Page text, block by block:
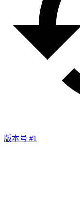
版本号 #1